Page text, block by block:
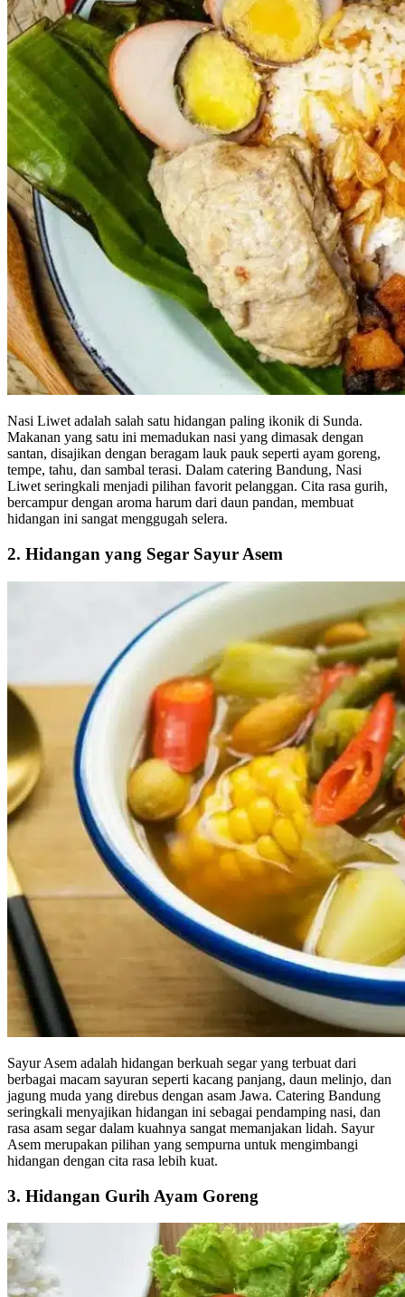
Nasi Liwet adalah salah satu hidangan paling ikonik di Sunda.
Makanan yang satu ini memadukan nasi yang dimasak dengan
santan, disajikan dengan beragam lauk pauk seperti ayam goreng,
tempe, tahu, dan sambal terasi. Dalam catering Bandung, Nasi
Liwet seringkali menjadi pilihan favorit pelanggan. Cita rasa gurih,
bercampur dengan aroma harum dari daun pandan, membuat
hidangan ini sangat menggugah selera.
2. Hidangan yang Segar Sayur Asem
Sayur Asem adalah hidangan berkuah segar yang terbuat dari
berbagai macam sayuran seperti kacang panjang, daun melinjo, dan
jagung muda yang direbus dengan asam Jawa. Catering Bandung
seringkali menyajikan hidangan ini sebagai pendamping nasi, dan
rasa asam segar dalam kuahnya sangat memanjakan lidah. Sayur
Asem merupakan pilihan yang sempurna untuk mengimbangi
hidangan dengan cita rasa lebih kuat.
3. Hidangan Gurih Ayam Goreng